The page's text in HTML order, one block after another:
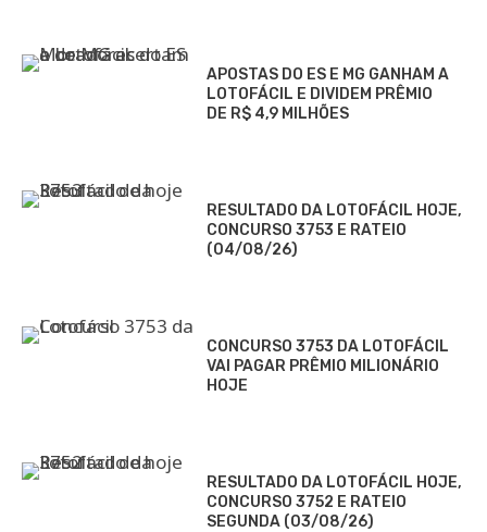
APOSTAS DO ES E MG GANHAM A
LOTOFÁCIL E DIVIDEM PRÊMIO
DE R$ 4,9 MILHÕES
RESULTADO DA LOTOFÁCIL HOJE,
CONCURSO 3753 E RATEIO
(04/08/26)
CONCURSO 3753 DA LOTOFÁCIL
VAI PAGAR PRÊMIO MILIONÁRIO
HOJE
RESULTADO DA LOTOFÁCIL HOJE,
CONCURSO 3752 E RATEIO
SEGUNDA (03/08/26)